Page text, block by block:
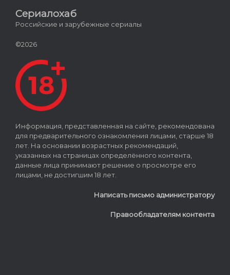
Сериалохаб
Российские и зарубежные сериалы
©2026
Информация, представленная на сайте, рекомендована
для предварительного ознакомления лицами, старше 18
лет. На основании возрастных рекомендаций,
указанных на страницах определённого контента,
данные лица принимают решение о просмотре его
лицами, не достигшим 18 лет.
Написать письмо администратору
Правообладателям контента